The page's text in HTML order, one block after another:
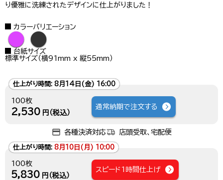
り優雅に洗練されたデザインに仕上がりました！
カラーバリエーション
● ●
台紙サイズ
標準サイズ（横91mm x 縦55mm）
仕上がり時間: 8月14日(金) 16:00
100枚
2,530 円（税込）
通常納期で注文する
各種決済対応 店頭受取、宅配便
仕上がり時間: 8月10日(月) 10:00
100枚
5,830 円（税込）
スピード1時間仕上げ